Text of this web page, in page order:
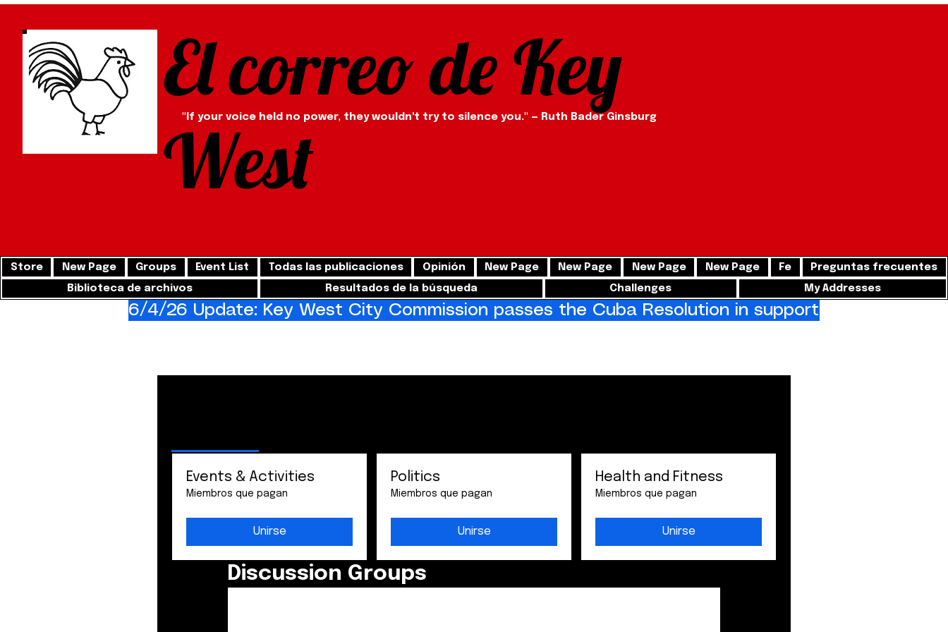
El correo de Key
West
"If your voice held no power, they wouldn't try to silence you." — Ruth Bader Ginsburg
Store New Page Groups Event List Todas las publicaciones Opinión New Page New Page New Page New Page Fe
Preguntas frecuentes
Biblioteca de archivos
Resultados de la búsqueda Challenges My Addresses
Events & Activities
Miembros que pagan
Unirse
Politics
Miembros que pagan
Unirse
Health and Fitness
Miembros que pagan
Unirse
Discussion Groups
6/4/26 Update: Key West City Commission passes the Cuba Resolution in support of freedom